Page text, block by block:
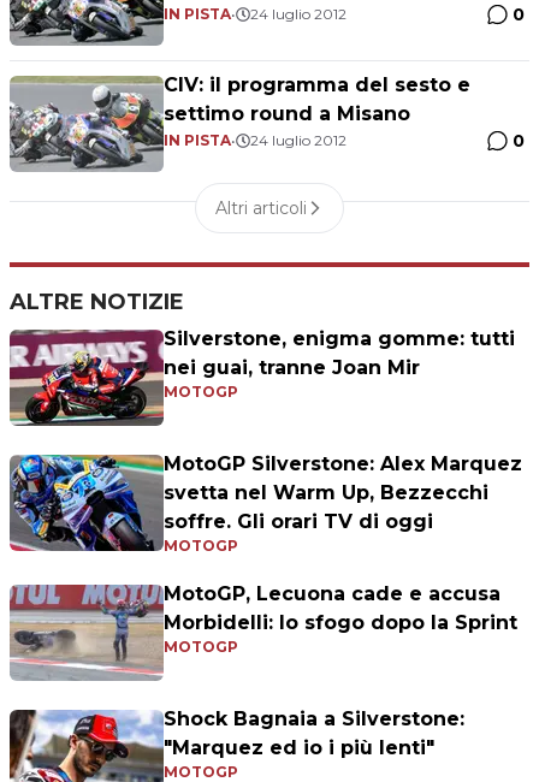
IN PISTA• 24 luglio 2012 0
CIV: il programma del sesto e
settimo round a Misano
IN PISTA• 24 luglio 2012 0
Altri articoli
ALTRE NOTIZIE
Silverstone, enigma gomme: tutti
nei guai, tranne Joan Mir
MOTOGP
MotoGP Silverstone: Alex Marquez
svetta nel Warm Up, Bezzecchi
soffre. Gli orari TV di oggi
MOTOGP
MotoGP, Lecuona cade e accusa
Morbidelli: lo sfogo dopo la Sprint
MOTOGP
Shock Bagnaia a Silverstone:
"Marquez ed io i più lenti"
MOTOGP